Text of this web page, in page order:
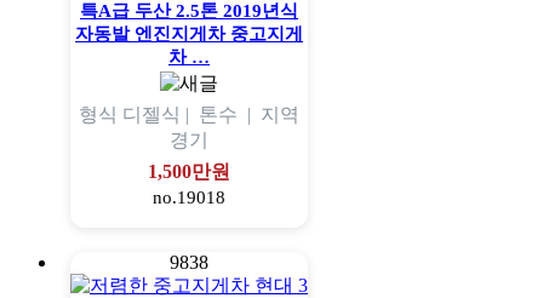
특A급 두산 2.5톤 2019년식
자동발 엔진지게차 중고지게
차 …
형식 디젤식 | 톤수 | 지역
경기
1,500만원
no.19018
9838